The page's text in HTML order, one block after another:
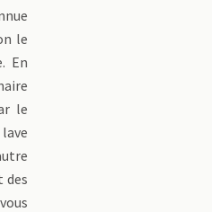
le
En
le
des